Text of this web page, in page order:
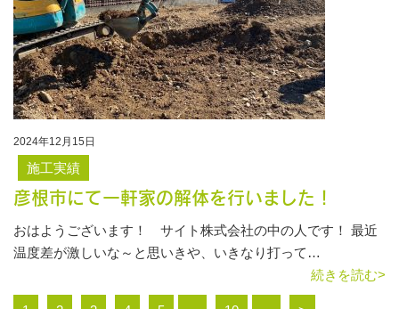
2024年12月15日
施工実績
彦根市にて一軒家の解体を行いました！
おはようございます！ サイト株式会社の中の人です！ 最近
温度差が激しいな～と思いきや、いきなり打って…
続きを読む>